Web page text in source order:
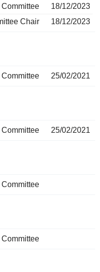
18/12/2023
Chair
18/12/2023
25/02/2021
25/02/2021